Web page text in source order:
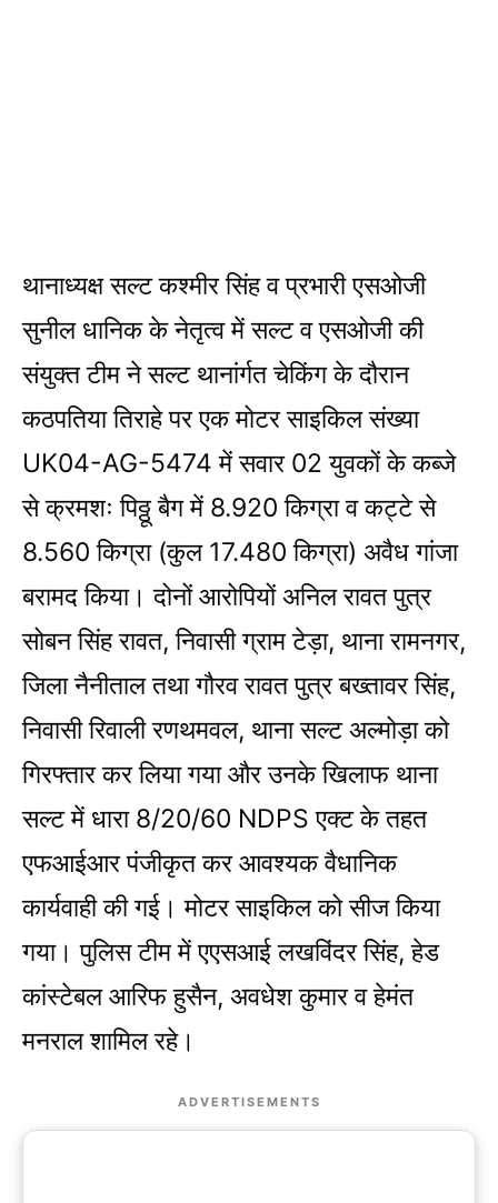
थानाध्यक्ष सल्ट कश्मीर सिंह व प्रभारी एसओजी
सुनील धानिक के नेतृत्व में सल्ट व एसओजी की
संयुक्त टीम ने सल्ट थानांर्गत चेकिंग के दौरान
कठपतिया तिराहे पर एक मोटर साइकिल संख्या
UK04-AG-5474 में सवार 02 युवकों के कब्जे
से क्रमशः पिठ्ठू बैग में 8.920 किग्रा व कट्टे से
8.560 किग्रा (कुल 17.480 किग्रा) अवैध गांजा
बरामद किया। दोनों आरोपियों अनिल रावत पुत्र
सोबन सिंह रावत, निवासी ग्राम टेड़ा, थाना रामनगर,
जिला नैनीताल तथा गौरव रावत पुत्र बख्तावर सिंह,
निवासी रिवाली रणथमवल, थाना सल्ट अल्मोड़ा को
गिरफ्तार कर लिया गया और उनके खिलाफ थाना
सल्ट में धारा 8/20/60 NDPS एक्ट के तहत
एफआईआर पंजीकृत कर आवश्यक वैधानिक
कार्यवाही की गई। मोटर साइकिल को सीज किया
गया। पुलिस टीम में एएसआई लखविंदर सिंह, हेड
कांस्टेबल आरिफ हुसैन, अवधेश कुमार व हेमंत
मनराल शामिल रहे।
ADVERTISEMENTS